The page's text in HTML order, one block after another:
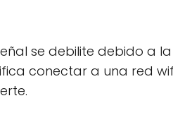
se debilite debido a la
conectar a una red